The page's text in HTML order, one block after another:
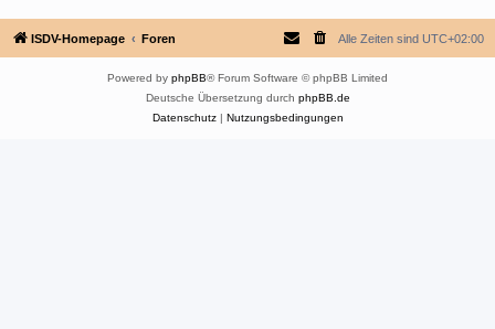
ISDV-Homepage Foren Alle Zeiten sind UTC+02:00
Powered by phpBB® Forum Software © phpBB Limited
Deutsche Übersetzung durch phpBB.de
Datenschutz| Nutzungsbedingungen